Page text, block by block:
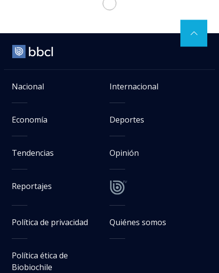
Nacional Internacional
Economía Deportes
Tendencias Opinión
Reportajes
Política de privacidad Quiénes somos
Política ética de
Biobiochile